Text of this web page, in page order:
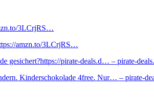
3LCrjRS…
amzn.to/3LCrjRS…
gesichert?https://pirate-deals.d… – pirate-
Kinderschokolade 4free. Nur… – pirate-